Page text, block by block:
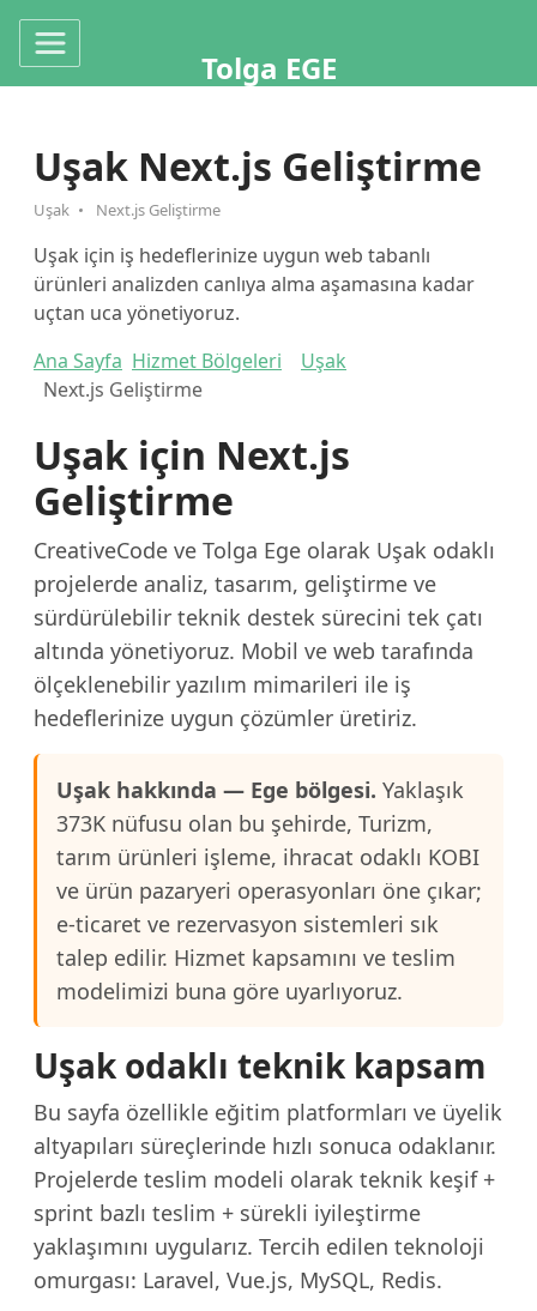
Tolga EGE
Uşak Next.js Geliştirme
Uşak Next.js Geliştirme
Uşak için iş hedeflerinize uygun web tabanlı
ürünleri analizden canlıya alma aşamasına kadar
uçtan uca yönetiyoruz.
Ana Sayfa Hizmet Bölgeleri
Uşak
Next.js Geliştirme
Uşak için Next.js
Geliştirme
CreativeCode ve Tolga Ege olarak Uşak odaklı
projelerde analiz, tasarım, geliştirme ve
sürdürülebilir teknik destek sürecini tek çatı
altında yönetiyoruz. Mobil ve web tarafında
ölçeklenebilir yazılım mimarileri ile iş
hedeflerinize uygun çözümler üretiriz.
Uşak hakkında — Ege bölgesi. Yaklaşık
373K nüfusu olan bu şehirde, Turizm,
tarım ürünleri işleme, ihracat odaklı KOBI
ve ürün pazaryeri operasyonları öne çıkar;
e-ticaret ve rezervasyon sistemleri sık
talep edilir. Hizmet kapsamını ve teslim
modelimizi buna göre uyarlıyoruz.
Uşak odaklı teknik kapsam
Bu sayfa özellikle eğitim platformları ve üyelik
altyapıları süreçlerinde hızlı sonuca odaklanır.
Projelerde teslim modeli olarak teknik keşif +
sprint bazlı teslim + sürekli iyileştirme
yaklaşımını uygularız. Tercih edilen teknoloji
omurgası: Laravel, Vue.js, MySQL, Redis.